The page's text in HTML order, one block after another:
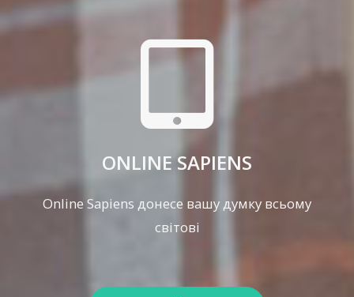
ONLINE SAPIENS
Online Sapiens донесе вашу думку всьому
світові